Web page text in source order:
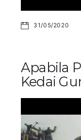
31/05/2020
Apabila
Kedai